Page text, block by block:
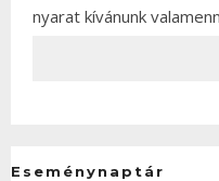
nyarat kívánunk
Eseménynaptár